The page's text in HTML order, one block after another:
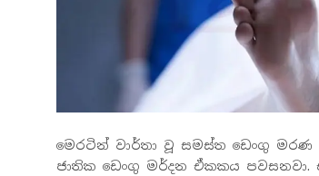
මෙරටින් වාර්තා වූ සමස්ත ඩෙංගු මරණ
ජාතික ඩෙංගු මර්දන ඒකකය පවසනවා.